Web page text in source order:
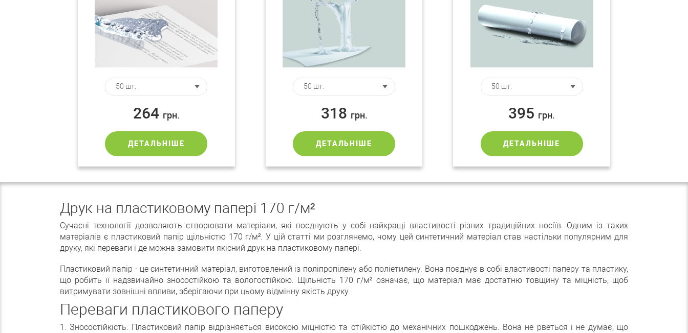
264 грн.
ДЕТАЛЬНІШЕ
318 грн.
ДЕТАЛЬНІШЕ
395 грн.
ДЕТАЛЬНІШЕ
Друк на пластиковому папері 170 г/м²
Сучасні технології дозволяють створювати матеріали, які поєднують у собі найкращі властивості різних традиційних носіїв. Одним із таких
матеріалів є пластиковий папір щільністю 170 г/м². У цій статті ми розглянемо, чому цей синтетичний матеріал став настільки популярним для
друку, які переваги і де можна замовити якісний друк на пластиковому папері.
Пластиковий папір - це синтетичний матеріал, виготовлений із поліпропілену або поліетилену. Вона поєднує в собі властивості паперу та пластику,
що робить її надзвичайно зносостійкою та вологостійкою. Щільність 170 г/м² означає, що матеріал має достатню товщину та міцність, щоб
витримувати зовнішні впливи, зберігаючи при цьому відмінну якість друку.
Переваги пластикового паперу
1. Зносостійкість: Пластиковий папір відрізняється високою міцністю та стійкістю до механічних пошкоджень. Вона не рветься і не думає, що